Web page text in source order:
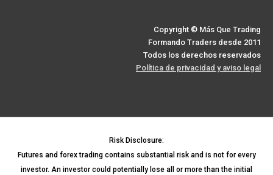
Copyright © Más Que Trading
Formando Traders desde 2011
Todos los derechos reservados
Política de privacidad y aviso legal
Risk Disclosure:
Futures and forex trading contains substantial risk and is not for every
investor. An investor could potentially lose all or more than the initial